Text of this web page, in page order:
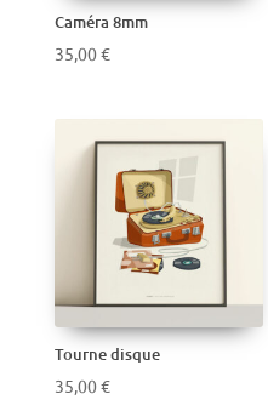
Caméra 8mm
35,00€
Tourne disque
35,00€